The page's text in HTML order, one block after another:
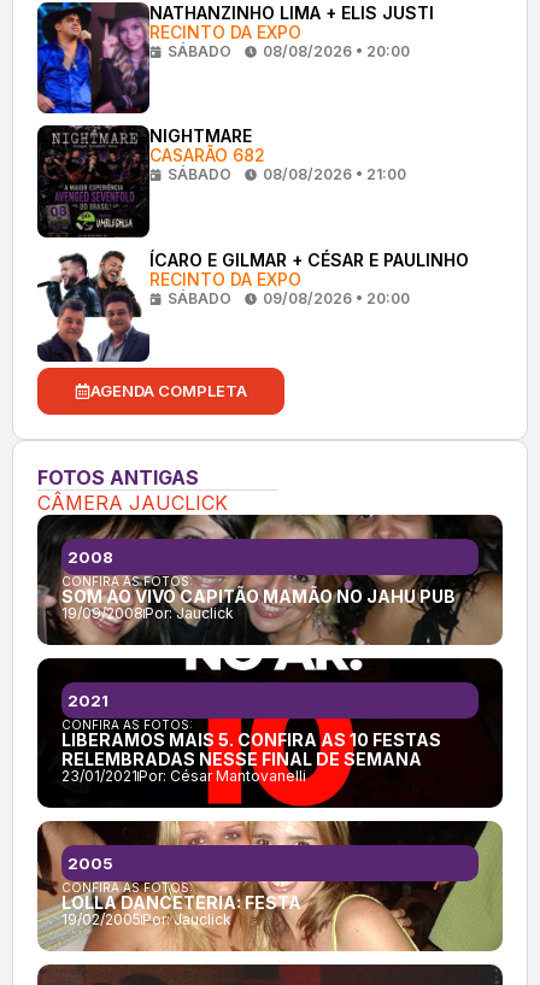
NATHANZINHO LIMA + ELIS JUSTI
RECINTO DA EXPO
SÁBADO 08/08/2026 • 20:00
NIGHTMARE
CASARÃO 682
SÁBADO 08/08/2026 • 21:00
ÍCARO E GILMAR + CÉSAR E PAULINHO
RECINTO DA EXPO
SÁBADO 09/08/2026 • 20:00
AGENDA COMPLETA
FOTOS ANTIGAS
CÂMERA JAUCLICK
CONFIRA AS FOTOS:
SOM AO VIVO CAPITÃO MAMÃO NO JAHU PUB
19/09/2008Por:Jauclick
2008
CONFIRA AS FOTOS:
LIBERAMOS MAIS 5. CONFIRA AS 10 FESTAS
RELEMBRADAS NESSE FINAL DE SEMANA
23/01/2021Por: César Mantovanelli
2021
CONFIRA AS FOTOS:
LOLLA DANCETERIA: FESTA
19/02/2005Por:Jauclick
2005